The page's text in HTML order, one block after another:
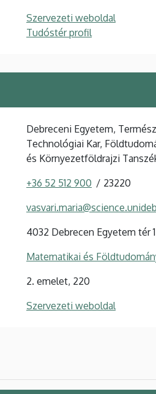
Szervezeti weboldal
Tudóstér profil
Debreceni Egyetem,
Technológiai Kar,
és Környezetföldrajzi
+36 52 512 900 23220
4032 Debrecen Egyetem tér 1
Matematikai és
2. emelet, 220
Szervezeti weboldal